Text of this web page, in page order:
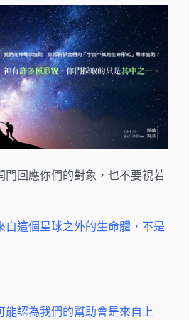
門回應你們的對象，也不要視若
自這個星球之外的生命體，不是
能認為我們的幫助會是來自上